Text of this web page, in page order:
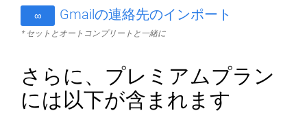
∞ Gmailの連絡先のインポート
* セットとオートコンプリートと一緒に
さらに、プレミアムプラン
には以下が含まれます